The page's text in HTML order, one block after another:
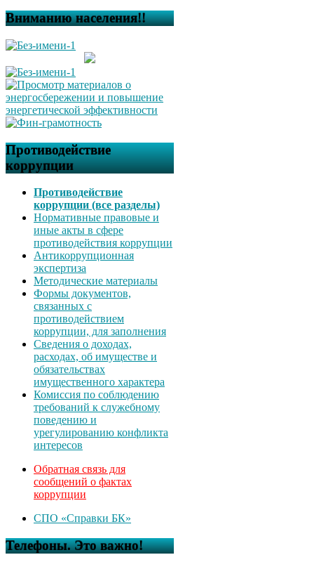
Вниманию населения!!
Противодействие
коррупции
Противодействие
коррупции (все разделы)
Нормативные правовые и
иные акты в сфере
противодействия коррупции
Антикоррупционная
экспертиза
Методические материалы
Формы документов,
связанных с
противодействием
коррупции, для заполнения
Сведения о доходах,
расходах, об имуществе и
обязательствах
имущественного характера
Комиссия по соблюдению
требований к служебному
поведению и
урегулированию конфликта
интересов
Обратная связь для
сообщений о фактах
коррупции
СПО «Справки БК»
Телефоны. Это важно!